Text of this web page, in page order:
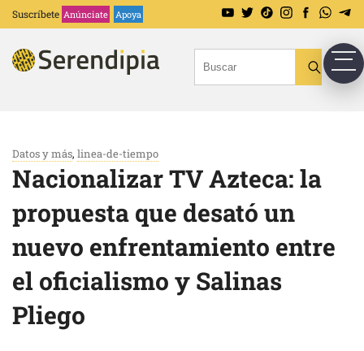
Suscríbete Anúnciate Apoya
Datos y más, linea-de-tiempo
Nacionalizar TV Azteca: la
propuesta que desató un
nuevo enfrentamiento entre
el oficialismo y Salinas
Pliego